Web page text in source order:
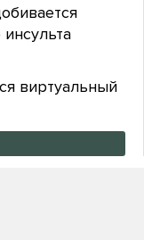
виртуальный